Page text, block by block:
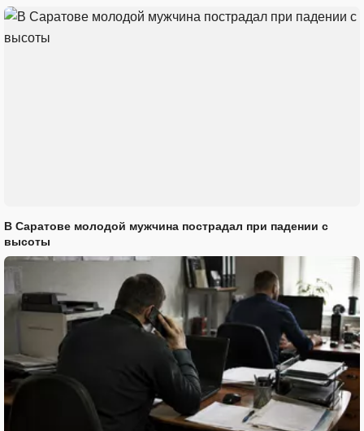
В Саратове молодой мужчина пострадал при падении с
высоты